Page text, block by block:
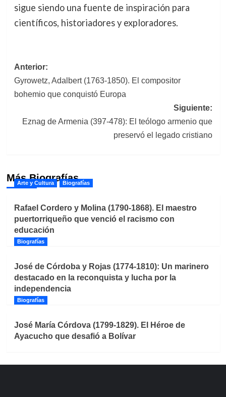
sigue siendo una fuente de inspiración para
científicos, historiadores y exploradores.
Navegación
de
entradas
Anterior:
Gyrowetz, Adalbert (1763-1850). El compositor
bohemio que conquistó Europa
Siguiente:
Eznag de Armenia (397-478): El teólogo armenio que
preservó el legado cristiano
Más Biografías
Arte y Cultura Biografías
Rafael Cordero y Molina (1790-1868). El maestro
puertorriqueño que venció el racismo con
educación
Biografías
José de Córdoba y Rojas (1774-1810): Un marinero
destacado en la reconquista y lucha por la
independencia
Biografías
José María Córdova (1799-1829). El Héroe de
Ayacucho que desafió a Bolívar